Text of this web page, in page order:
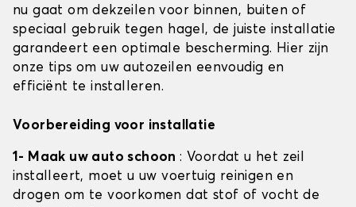
nu gaat om dekzeilen voor binnen, buiten of
speciaal gebruik tegen hagel, de juiste installatie
garandeert een optimale bescherming. Hier zijn
onze tips om uw autozeilen eenvoudig en
efficiënt te installeren.
Voorbereiding voor installatie
1- Maak uw auto schoon: Voordat u het zeil
installeert, moet u uw voertuig reinigen en
drogen om te voorkomen dat stof of vocht de